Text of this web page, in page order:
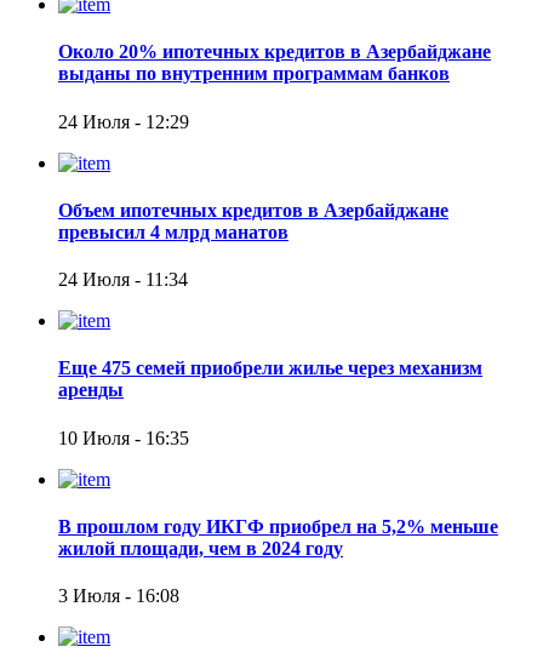
Около 20% ипотечных кредитов в Азербайджане
выданы по внутренним программам банков
24 Июля - 12:29
Объем ипотечных кредитов в Азербайджане
превысил 4 млрд манатов
24 Июля - 11:34
Еще 475 семей приобрели жилье через механизм
аренды
10 Июля - 16:35
В прошлом году ИКГФ приобрел на 5,2% меньше
жилой площади, чем в 2024 году
3 Июля - 16:08